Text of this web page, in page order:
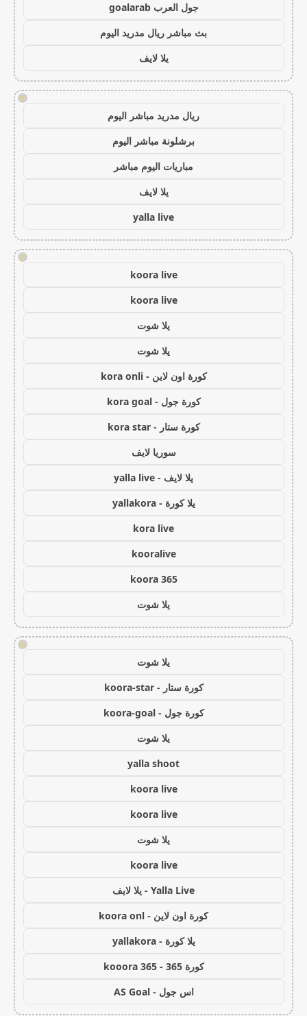
جول العرب goalarab
بث مباشر ريال مدريد اليوم
يلا لايف
!
ريال مدريد مباشر اليوم
برشلونة مباشر اليوم
مباريات اليوم مباشر
يلا لايف
yalla live
!
koora live
koora live
يلا شوت
يلا شوت
كورة اون لاين - kora onli
كورة جول - kora goal
كورة ستار - kora star
سوريا لايف
يلا لايف - yalla live
يلا كورة - yallakora
kora live
kooralive
koora 365
يلا شوت
!
يلا شوت
كورة ستار - koora-star
كورة جول - koora-goal
يلا شوت
yalla shoot
koora live
koora live
يلا شوت
koora live
Yalla Live - يلا لايف
كورة اون لاين - koora onl
يلا كورة - yallakora
كورة 365 - kooora 365
اس جول - AS Goal